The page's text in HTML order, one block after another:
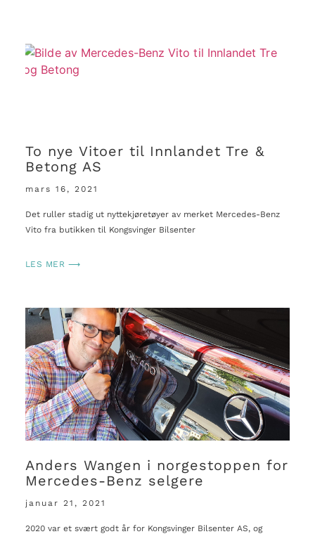
To nye Vitoer til Innlandet Tre &
Betong AS
mars 16, 2021
Det ruller stadig ut nyttekjøretøyer av merket Mercedes-Benz
Vito fra butikken til Kongsvinger Bilsenter
LES MER ⟶
Anders Wangen i norgestoppen for
Mercedes-Benz selgere
januar 21, 2021
2020 var et svært godt år for Kongsvinger Bilsenter AS, og